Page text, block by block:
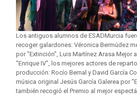
Los antiguos alumnos de ESADMurcia
recoger galardones: Véronica Bermúdez
por "Extinción", Luis Martínez Arasa Mejor
"Enrique IV", los mejores actores de
producción: Rocío Bernal y David García
música original Jesús García Galerea por
también recogió el Premio al mejor